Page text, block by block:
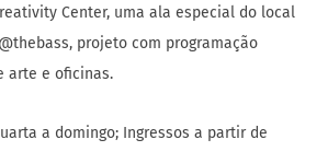
Center, uma ala especial do local
projeto com programação
arte e oficinas.
a domingo; Ingressos a partir de